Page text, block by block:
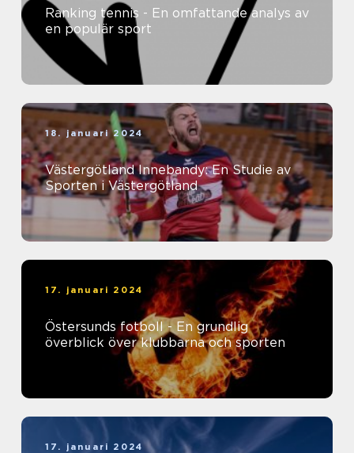
Ranking tennis - En omfattande analys av
en populär sport
18. januari 2024
Västergötland Innebandy: En Studie av
Sporten i Västergötland
17. januari 2024
Östersunds fotboll - En grundlig
överblick över klubbarna och sporten
17. januari 2024